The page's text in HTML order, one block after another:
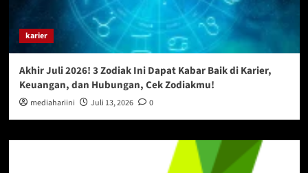
karier
Akhir Juli 2026! 3 Zodiak Ini Dapat Kabar Baik di Karier,
Keuangan, dan Hubungan, Cek Zodiakmu!
mediahariini Juli 13, 2026 0